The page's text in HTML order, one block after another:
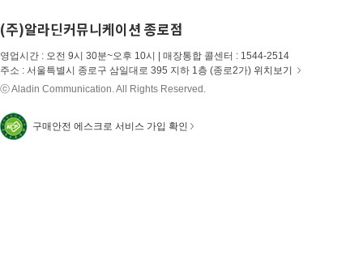
(주)알라딘커뮤니케이션 종로점
영업시간 : 오전 9시 30분~오후 10시 | 매장통합 콜센터 : 1544-2514
주소 : 서울특별시 종로구 삼일대로 395 지하 1층 (종로2가) 위치보기
ⓒ Aladin Communication. All Rights Reserved.
구매안전 에스크로 서비스 가입 확인